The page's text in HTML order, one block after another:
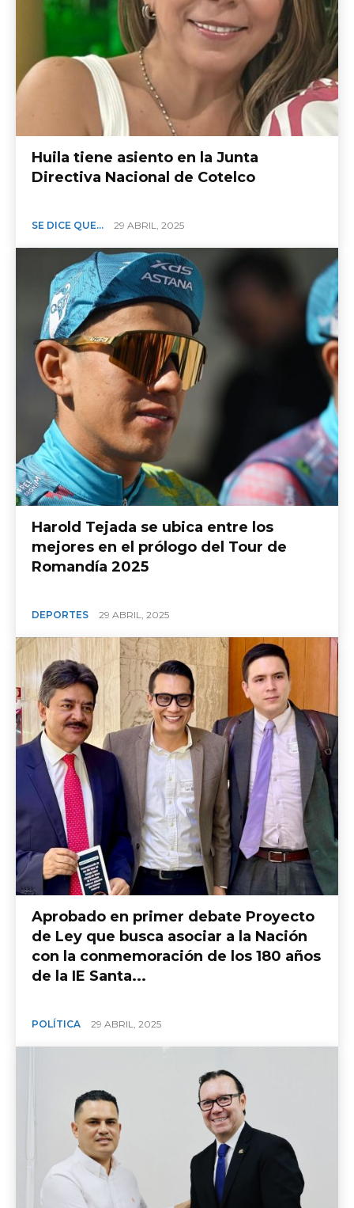
Huila tiene asiento en la Junta
Directiva Nacional de Cotelco
SE DICE QUE... 29 ABRIL, 2025
Harold Tejada se ubica entre los
mejores en el prólogo del Tour de
Romandía 2025
DEPORTES 29 ABRIL, 2025
Aprobado en primer debate Proyecto
de Ley que busca asociar a la Nación
con la conmemoración de los 180 años
de la IE Santa...
POLÍTICA 29 ABRIL, 2025